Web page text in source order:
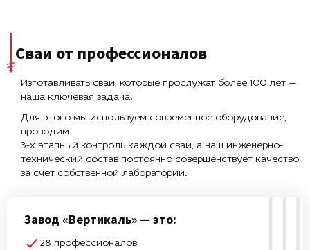
Сваи от профессионалов
Изготавливать сваи, которые прослужат более 100 лет —
наша ключевая задача.
Для этого мы используем современное оборудование,
проводим
3-х этапный контроль каждой сваи, а наш инженерно-
технический состав постоянно совершенствует качество
за счёт собственной лаборатории.
Завод «Вертикаль» — это:
28 профессионалов;